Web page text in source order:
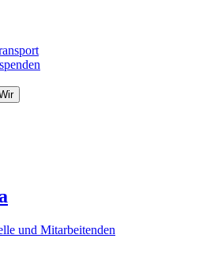
und Mitarbeitenden